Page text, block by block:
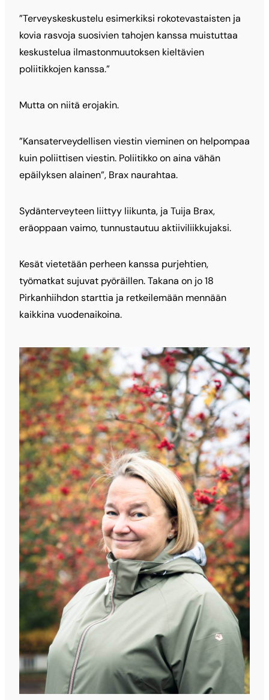
”Terveyskeskustelu esimerkiksi rokotevastaisten ja
kovia rasvoja suosivien tahojen kanssa muistuttaa
keskustelua ilmastonmuutoksen kieltävien
poliitikkojen kanssa.”
Mutta on niitä erojakin.
”Kansaterveydellisen viestin vieminen on helpompaa
kuin poliittisen viestin. Poliitikko on aina vähän
epäilyksen alainen”, Brax naurahtaa.
Sydänterveyteen liittyy liikunta, ja Tuija Brax,
eräoppaan vaimo, tunnustautuu aktiiviliikkujaksi.
Kesät vietetään perheen kanssa purjehtien,
työmatkat sujuvat pyöräillen. Takana on jo 18
Pirkanhiihdon starttia ja retkeilemään mennään
kaikkina vuodenaikoina.